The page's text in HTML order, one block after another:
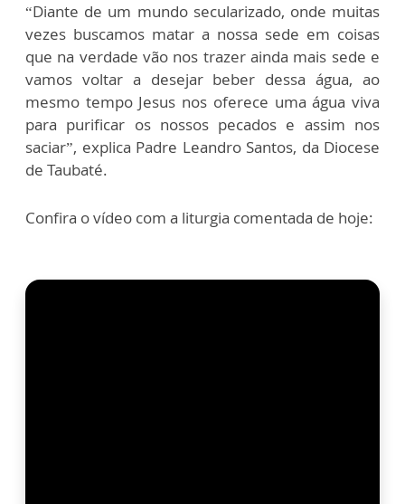
“Diante de um mundo secularizado, onde muitas
vezes buscamos matar a nossa sede em coisas
que na verdade vão nos trazer ainda mais sede e
vamos voltar a desejar beber dessa água, ao
mesmo tempo Jesus nos oferece uma água viva
para purificar os nossos pecados e assim nos
saciar”, explica Padre Leandro Santos, da Diocese
de Taubaté.
Confira o vídeo com a liturgia comentada de hoje: